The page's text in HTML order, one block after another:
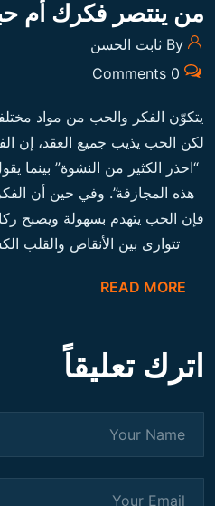
من ينتصر فكرك أم
0 Comments
يتكوّن الفكر والحب من مواد
لكن الحب يذيب جميع العقد، إن
“احذر الكثير من النشوة” بينما
هذه المجازفة”. وفي حين أن
فإن الحب يتهدم بسهولة ويصبح
تتوارى بين الأنقاض والقلب
READ MORE
اترك تعليقاً